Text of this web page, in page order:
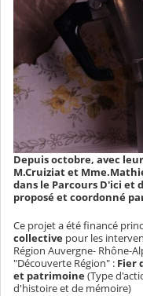
Depuis octobre, avec
M.Cruiziat et
dans le Parcours D'ici et
proposé et coordonné
Ce projet a été financé
collective pour les
Région Auvergne- Rhône-
"Découverte Région" : Fier
et patrimoine(Type
d'histoire et de mémoire)